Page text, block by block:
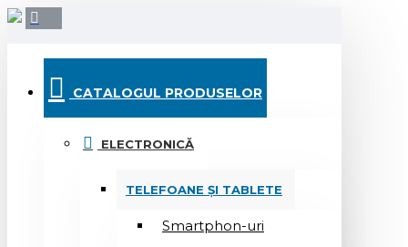
CATALOGUL PRODUSELOR
ELECTRONICĂ
TELEFOANE ȘI TABLETE
Smartphon-uri